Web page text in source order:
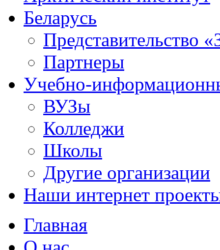
Беларусь
Представительство
Партнеры
Учебно-
ВУЗы
Колледжи
Школы
Другие организации
Наши интернет
Главная